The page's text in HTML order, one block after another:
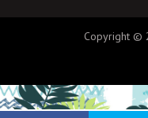
Copyright ©